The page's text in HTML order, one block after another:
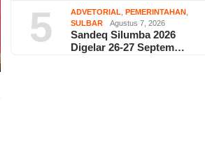
5 ADVETORIAL ,PEMERINTAHAN
SULBAR
Agustus 7, 2026
Sandeq Silumba 2026
Digelar 26-27 Septem…